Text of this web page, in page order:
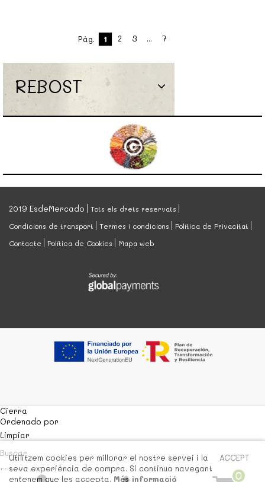
Pàg. 1 2 3 ... 7
REBOST
0
2019 EsdeMercado
Tots els drets reservats
Condicions de transport
Termes i condicions
Política de Privacitat
Contacte
Política de Cookies Mapa web
Cierra
Ordenado por
Limpiar
Buscar
Filtrar
ACCEPT
Utilitzem cookies per millorar el nostre servei i la
seva experiència de compra. Si continua navegant
entenem que les accepta. Més informació